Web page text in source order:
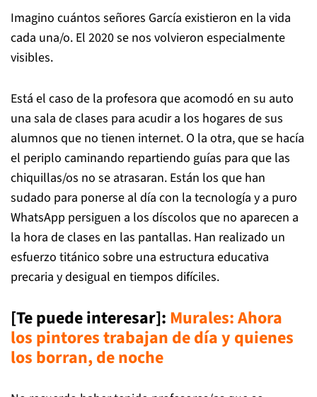
Imagino cuántos señores García existieron en la vida
cada una/o. El 2020 se nos volvieron especialmente
visibles.
Está el caso de la profesora que acomodó en su auto
una sala de clases para acudir a los hogares de sus
alumnos que no tienen internet. O la otra, que se hacía
el periplo caminando repartiendo guías para que las
chiquillas/os no se atrasaran. Están los que han
sudado para ponerse al día con la tecnología y a puro
WhatsApp persiguen a los díscolos que no aparecen a
la hora de clases en las pantallas. Han realizado un
esfuerzo titánico sobre una estructura educativa
precaria y desigual en tiempos difíciles.
[Te puede interesar]: Murales: Ahora
los pintores trabajan de día y quienes
los borran, de noche